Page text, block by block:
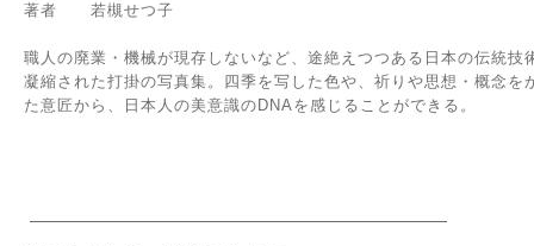
著者 若槻せつ子
職人の廃業・機械が現存しないなど、途絶えつつある日本の伝統技
凝縮された打掛の写真集。四季を写した色や、祈りや思想・概念を
た意匠から、日本人の美意識のDNAを感じることができる。